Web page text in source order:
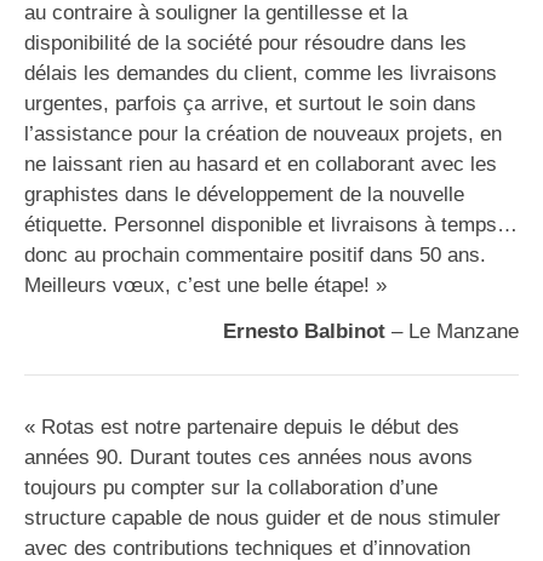
au contraire à souligner la gentillesse et la
disponibilité de la société pour résoudre dans les
délais les demandes du client, comme les livraisons
urgentes, parfois ça arrive, et surtout le soin dans
l’assistance pour la création de nouveaux projets, en
ne laissant rien au hasard et en collaborant avec les
graphistes dans le développement de la nouvelle
étiquette. Personnel disponible et livraisons à temps…
donc au prochain commentaire positif dans 50 ans.
Meilleurs vœux, c’est une belle étape! »
Ernesto Balbinot – Le Manzane
« Rotas est notre partenaire depuis le début des
années 90. Durant toutes ces années nous avons
toujours pu compter sur la collaboration d’une
structure capable de nous guider et de nous stimuler
avec des contributions techniques et d’innovation